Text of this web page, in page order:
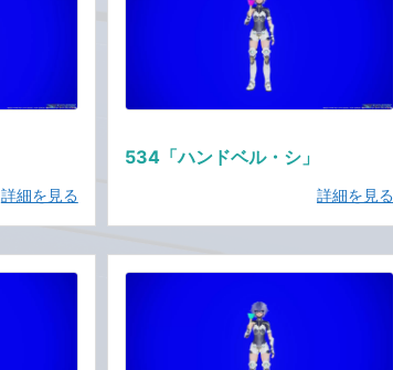
詳細を見る
534「ハンドベル・シ」
詳細を見る